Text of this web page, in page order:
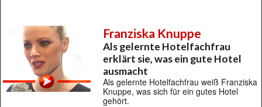
Franziska Knuppe
Als gelernte Hotelfachfrau
erklärt sie, was ein gute Hotel
ausmacht
Als gelernte Hotelfachfrau weiß Franziska
Knuppe, was sich für ein gutes Hotel
gehört.